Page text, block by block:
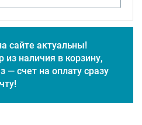
сайте актуальны!
из наличия в корзину,
— счет на оплату сразу